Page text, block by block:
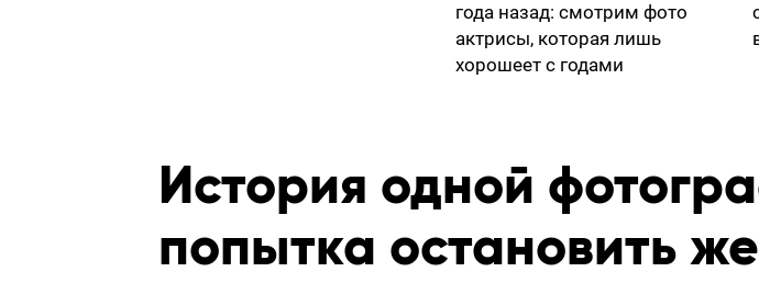
года назад: смотрим фото
актрисы, которая лишь
хорошеет с годами
История одной
попытка остановить